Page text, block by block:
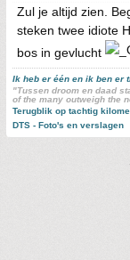
Zul je altijd zien.
steken twee idiote
bos in gevlucht
Ik heb er één en ik ben er
"Tussen droom en daad
of the many outweigh the
Terugblik op tachtig
DTS - Foto's en verslagen